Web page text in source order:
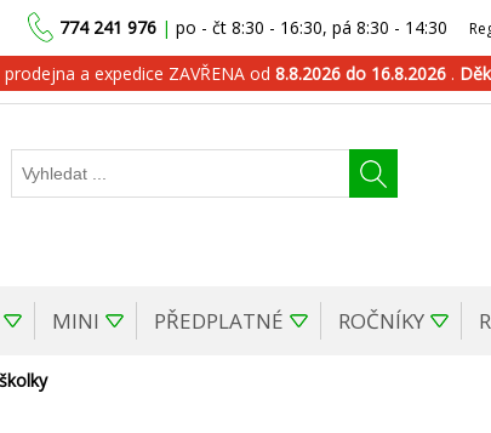
774 241 976 |po - čt 8:30 - 16:30, pá 8:30 - 14:30
a expedice ZAVŘENA od 8.8.2026 do 16.8.2026 .
MINI PŘEDPLATNÉ ROČNÍKY